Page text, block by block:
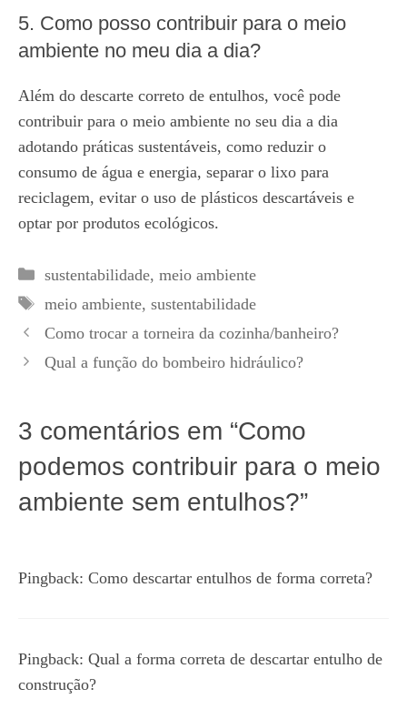
5. Como posso contribuir para o meio
ambiente no meu dia a dia?
Além do descarte correto de entulhos, você pode
contribuir para o meio ambiente no seu dia a dia
adotando práticas sustentáveis, como reduzir o
consumo de água e energia, separar o lixo para
reciclagem, evitar o uso de plásticos descartáveis e
optar por produtos ecológicos.
Categorias
sustentabilidade, meio ambiente
Tags
meio ambiente, sustentabilidade
Como trocar a torneira da cozinha/banheiro?
Qual a função do bombeiro hidráulico?
3 comentários em “Como
podemos contribuir para o meio
ambiente sem entulhos?”
Pingback: Como descartar entulhos de forma correta?
Pingback: Qual a forma correta de descartar entulho de
construção?